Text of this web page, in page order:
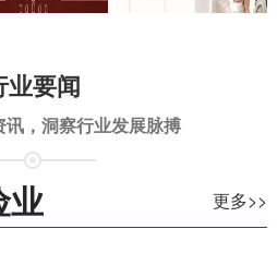
业要闻
讯，洞察行业发展脉搏
更多>>
业